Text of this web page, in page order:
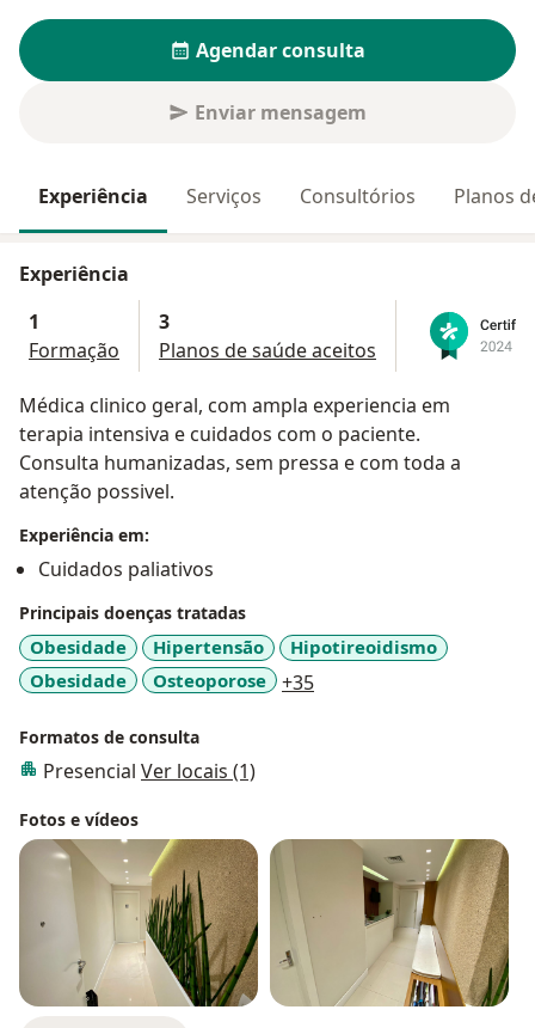
Agendar consulta
Enviar mensagem
Experiência Serviços Consultórios Planos
Experiência
1
Formação
3
Planos de saúde aceitos
Médica clinico geral, com ampla experiencia em
terapia intensiva e cuidados com o paciente.
Consulta humanizadas, sem pressa e com toda a
atenção possivel.
Experiência em:
Cuidados paliativos
Principais doenças tratadas
Obesidade Hipertensão
Hipotireoidismo
Obesidade
Osteoporose +35a11y_sr_more_diseases
Formatos de consulta
Presencial Ver locais (1)
Fotos e vídeos